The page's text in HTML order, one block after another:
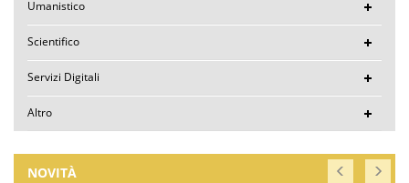
Umanistico
Scientifico
Servizi Digitali
Altro
NOVITÀ